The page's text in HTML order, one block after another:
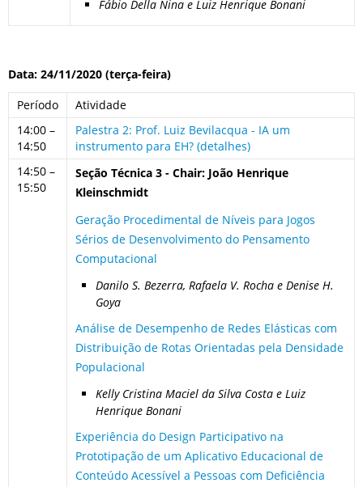
Fábio Della Nina e Luiz Henrique Bonani
Data: 24/11/2020 (terça-feira)
Período
Atividade
14:00 –
14:50
Palestra 2: Prof. Luiz Bevilacqua - IA um
instrumento para EH? (detalhes)
14:50 –
15:50
Seção Técnica 3 - Chair: João Henrique
Kleinschmidt
Geração Procedimental de Níveis para Jogos
Sérios de Desenvolvimento do Pensamento
Computacional
Danilo S. Bezerra, Rafaela V. Rocha e Denise H.
Goya
Análise de Desempenho de Redes Elásticas com
Distribuição de Rotas Orientadas pela Densidade
Populacional
Kelly Cristina Maciel da Silva Costa e Luiz
Henrique Bonani
Experiência do Design Participativo na
Prototipação de um Aplicativo Educacional de
Conteúdo Acessível a Pessoas com Deficiência